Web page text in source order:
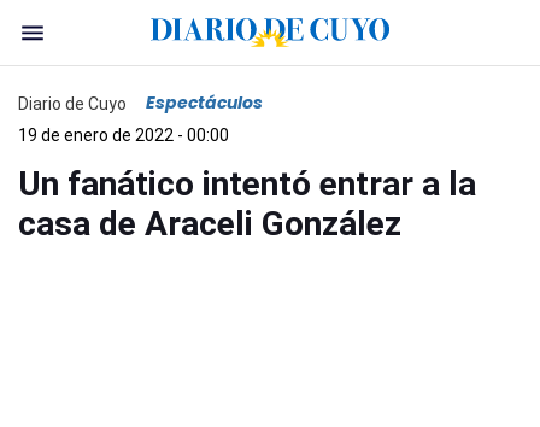
Diario de Cuyo Espectáculos
19 de enero de 2022 - 00:00
Un fanático intentó entrar a la
casa de Araceli González